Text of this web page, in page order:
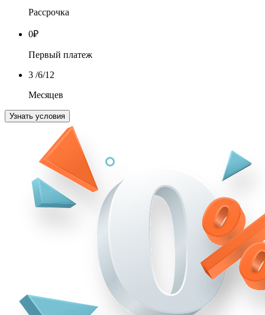
Рассрочка
0₽
Первый платеж
3 /6/12
Месяцев
Узнать условия